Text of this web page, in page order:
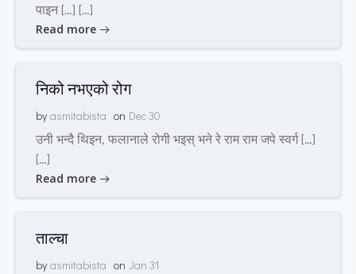
पाइन […] […]
Read more
निको नभएको रोग
by asmitabista on Dec 30
उनी भन्दै थिइन, फलानाले रोगी भइस् भने रे राम राम जपे स्वर्ग […]
[…]
Read more
ताल्चा
by asmitabista on Jan 31